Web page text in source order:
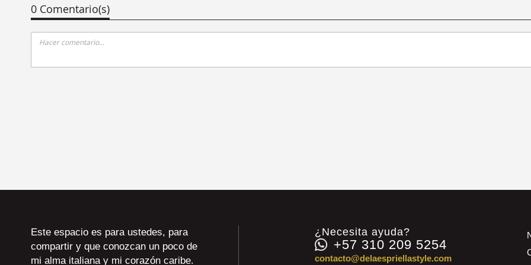
0 Comentario(s)
Este espacio es para ustedes, para
compartir y que conozcan un poco de
mi alma italiana y mi corazón caribe.
¿Necesita ayuda?
+57 310 209 5254
contacto@delaespriellastyle.com